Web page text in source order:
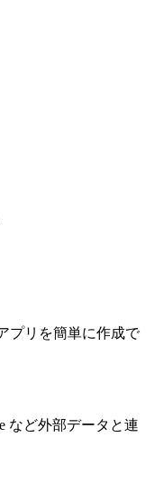
プリを簡単に作成で
など外部データと連